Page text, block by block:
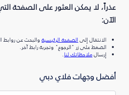
عذراً، لا يمكن العثور على الصفحة
الآن:
الانتقال إلىالصفحة الرئيسيةوالبحث عن روابط
الضغط على زر "الرجوع" وتجربة رابط آخر.
إرسالملاحظاتك لنا.
أفضل وجهات فلاي دبي